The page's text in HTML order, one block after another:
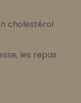
cholestérol
les repas